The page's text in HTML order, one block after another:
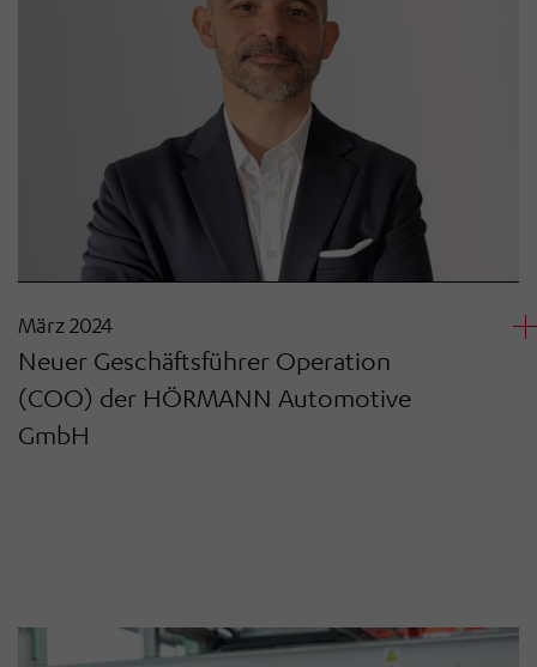
März 2024
Neuer Geschäftsführer Operation
(COO) der HÖRMANN Automotive
GmbH